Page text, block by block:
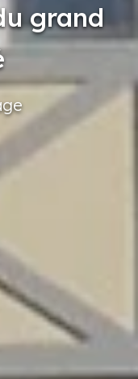
grand